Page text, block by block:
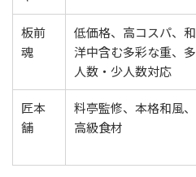
板前
魂
低価格、高コスパ、和
洋中含む多彩な重、多
人数・少人数対応
匠本
舗
料亭監修、本格和風、
高級食材